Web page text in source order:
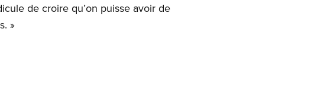
de croire qu’on puisse avoir de
»